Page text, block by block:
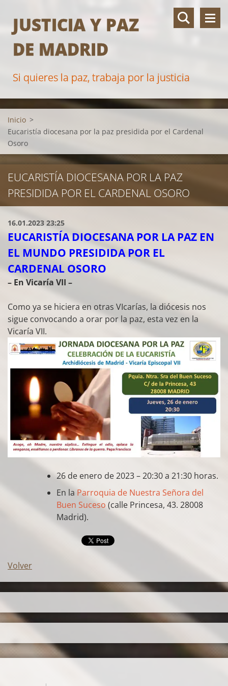
JUSTICIA Y PAZ
DE MADRID
Si quieres la paz, trabaja por la justicia
Inicio >
Eucaristía diocesana por la paz presidida por el Cardenal
Osoro
EUCARISTÍA DIOCESANA POR LA PAZ
PRESIDIDA POR EL CARDENAL OSORO
16.01.2023 23:25
EUCARISTÍA DIOCESANA POR LA PAZ EN
EL MUNDO PRESIDIDA POR EL
CARDENAL OSORO
– En Vicaría VII –
Como ya se hiciera en otras VIcarías, la diócesis nos
sigue convocando a orar por la paz, esta vez en la
Vicaría VII.
26 de enero de 2023 – 20:30 a 21:30 horas.
En la Parroquia de Nuestra Señora del
Buen Suceso (calle Princesa, 43. 28008
Madrid).
Volver